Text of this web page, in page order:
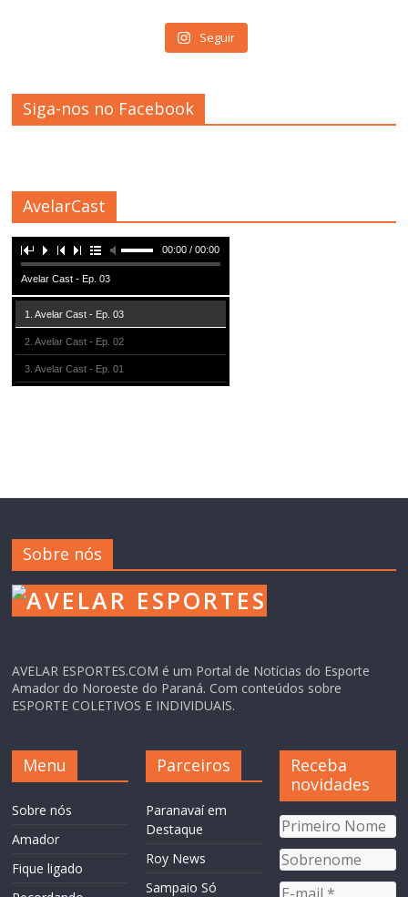
Seguir
Siga-nos no Facebook
AvelarCast
00:00 / 00:00
Avelar Cast - Ep. 03
1. Avelar Cast - Ep. 03
2. Avelar Cast - Ep. 02
3. Avelar Cast - Ep. 01
Sobre nós
AVELAR ESPORTES.COM é um Portal de Notícias do Esporte
Amador do Noroeste do Paraná. Com conteúdos sobre
ESPORTE COLETIVOS E INDIVIDUAIS.
Menu
Sobre nós
Amador
Fique ligado
Parceiros
Paranavaí em
Destaque
Roy News
Sampaio Só
Receba
novidades